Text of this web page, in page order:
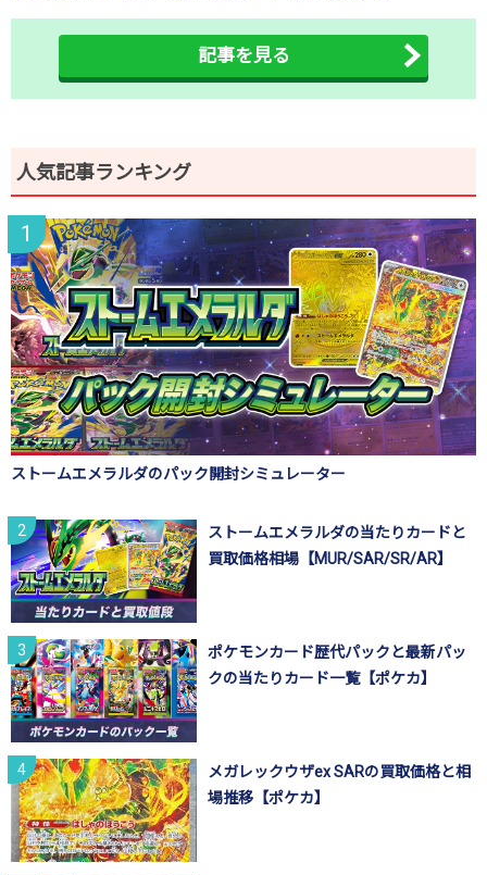
記事を見る
人気記事ランキング
ストームエメラルダのパック開封シミュレーター
ストームエメラルダの当たりカードと
買取価格相場【MUR/SAR/SR/AR】
ポケモンカード歴代パックと最新パッ
クの当たりカード一覧【ポケカ】
メガレックウザex SARの買取価格と相
場推移【ポケカ】